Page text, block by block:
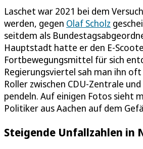
Laschet war 2021 bei dem
werden, gegen Olaf Scholz
seitdem als
Hauptstadt hatte er den E-
Fortbewegungsmittel für sich
Regierungsviertel sah man ihn
Roller zwischen CDU-Zentrale
pendeln. Auf einigen Fotos sieht
Politiker aus Aachen auf dem
Steigende Unfallzahlen in